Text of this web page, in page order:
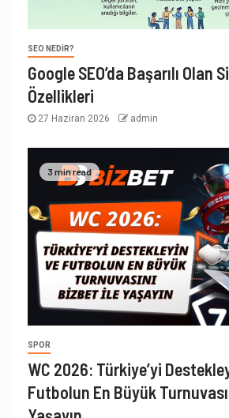
SEO NEDIR?
Google SEO’da Başarılı Olan
Özellikleri
27 Haziran 2026 admin
3 min read
SPOR
WC 2026: Türkiye’yi
Futbolun En Büyük